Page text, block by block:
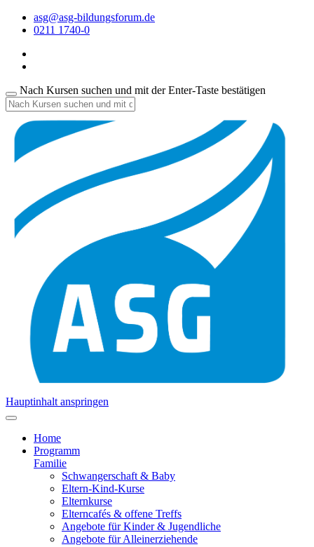
asg@asg-bildungsforum.de
0211 1740-0
Nach Kursen suchen und mit der Enter-Taste bestätigen
Hauptinhalt anspringen
Home
Programm
Familie
Schwangerschaft & Baby
Eltern-Kind-Kurse
Elternkurse
Elterncafés & offene Treffs
Angebote für Kinder & Jugendliche
Angebote für Alleinerziehende